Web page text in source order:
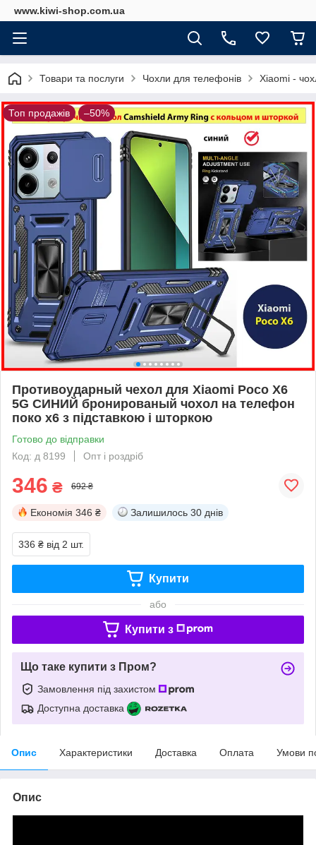
www.kiwi-shop.com.ua
Товари та послуги Чохли для телефонів Xiaomi -
Топ продажів –50%
Противоударный чехол для Xiaomi Poco X6
5G СИНИЙ бронированый чохол на телефон
поко х6 з підставкою і шторкою
Готово до відправки
Код: д 8199
Опт і роздріб
346 ₴ 692 ₴
Економія 346 ₴ Залишилось 30 днів
336 ₴ від 2 шт.
Купити
або
Купити з
Що таке купити з Пром?
Замовлення під захистом
Доступна доставка
Опис Характеристики Доставка Оплата Умови
Опис